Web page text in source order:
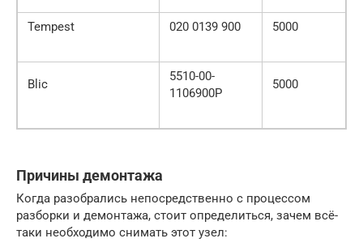
Tempest 020 0139 900 5000
Blic
5510-00-
1106900P
5000
Причины демонтажа
Когда разобрались непосредственно с процессом
разборки и демонтажа, стоит определиться, зачем всё-
таки необходимо снимать этот узел: